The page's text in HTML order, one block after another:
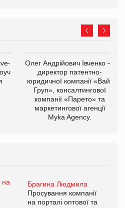
Олег Андрійович Івченко —
директор патентно-
юридичної компанії «Вайз
Груп», консалтингової
компанії «Парето» та
маркетингової агенції
Myka Agency.
Брагина Людмила
Просування компанії
на порталі оптової та